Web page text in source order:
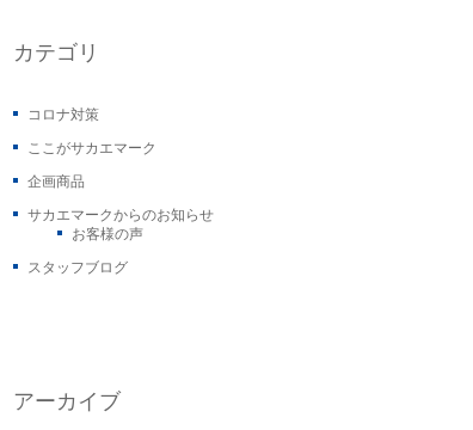
カテゴリ
コロナ対策
ここがサカエマーク
企画商品
サカエマークからのお知らせ
お客様の声
スタッフブログ
アーカイブ